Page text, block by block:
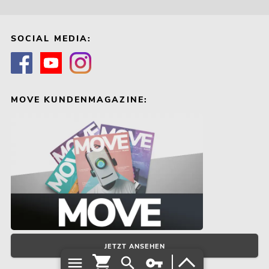
SOCIAL MEDIA:
MOVE KUNDENMAGAZINE:
JETZT ANSEHEN